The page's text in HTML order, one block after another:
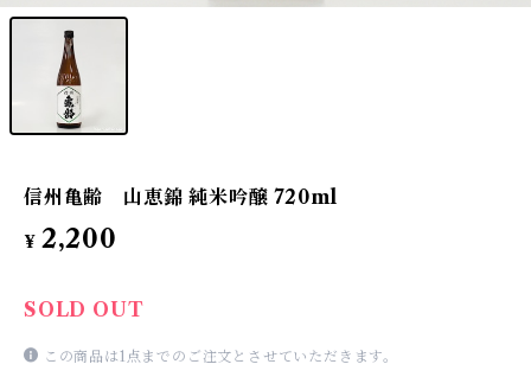
信州亀齢 山恵錦 純米吟醸 720ml
¥ 2,200
SOLD OUT
この商品は1点までのご注文とさせていただきます。